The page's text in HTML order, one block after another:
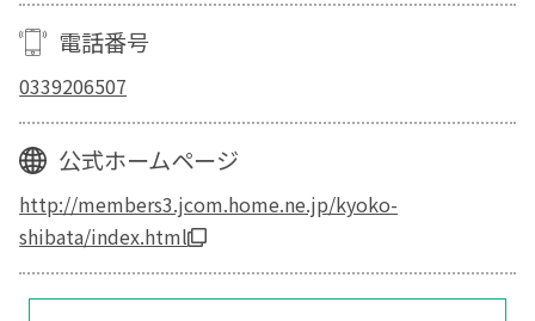
電話番号
0339206507
公式ホームページ
http://members3.jcom.home.ne.jp/kyoko-
shibata/index.html